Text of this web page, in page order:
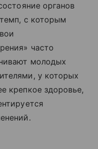
органов
с которым
часто
молодых
у которых
крепкое здоровье,